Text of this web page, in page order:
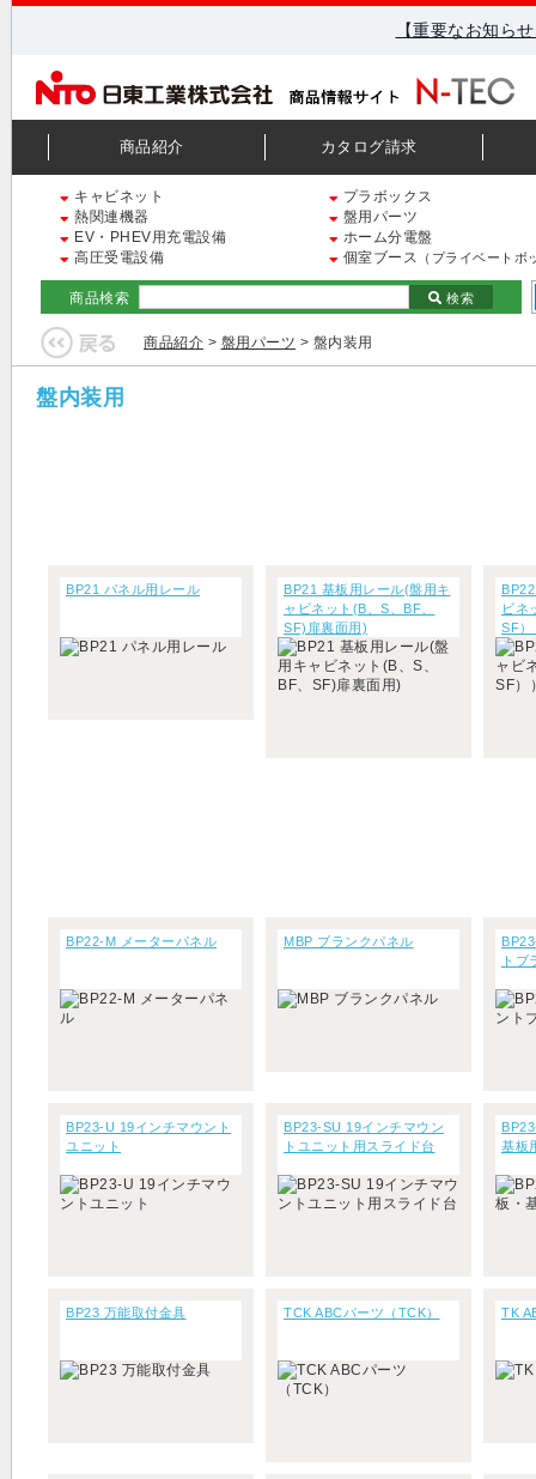
【重要なお知ら
商品紹介 カタログ請求
キャビネット
プラボックス
熱関連機器
盤用パーツ
EV・PHEV用充電設備
ホーム分電盤
高圧受電設備
個室ブース （プライベートボ
商品検索 検索
商品紹介 > 盤用パーツ > 盤内装用
盤内装用
BP21 パネル用レール
BP21 基板用レール(盤用キ
ャビネット(B、S、BF、
SF)扉裏面用)
ビネ
SF）
BP22-M メーターパネル MBP ブランクパネル
トブ
BP23-U 19インチマウント
ユニット
BP23-SU 19インチマウン
トユニット用スライド台
基板
BP23 万能取付金具 TCK ABCパーツ（TCK） TK